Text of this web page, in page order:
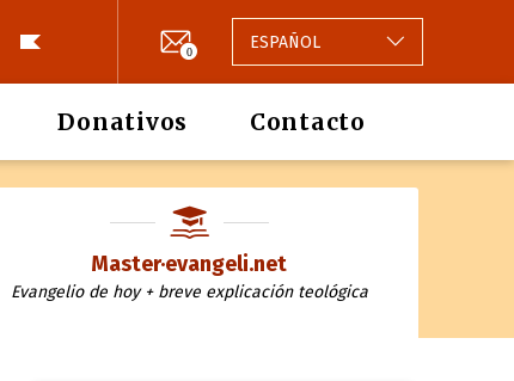
0 ESPAÑOL
Donativos Contacto
Master·evangeli.net
Evangelio de hoy + breve explicación teológica